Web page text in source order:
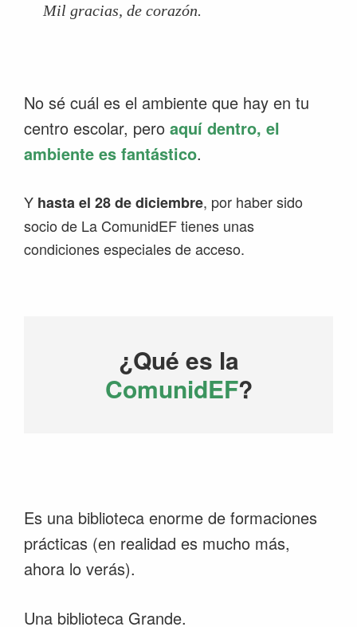
Mil gracias, de corazón.
No sé cuál es el ambiente que hay en tu
centro escolar, pero aquí dentro, el
ambiente es fantástico.
Y hasta el 28 de diciembre, por haber sido
socio de La ComunidEF tienes unas
condiciones especiales de acceso.
¿Qué es la
ComunidEF?
Es una biblioteca enorme de formaciones
prácticas (en realidad es mucho más,
ahora lo verás).
Una biblioteca Grande.